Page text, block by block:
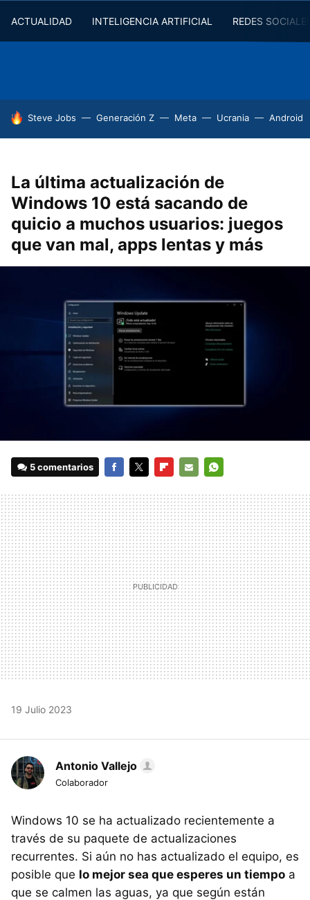
ACTUALIDAD INTELIGENCIA ARTIFICIAL REDES
HOY SE HABLA DE
Steve Jobs Generación Z Meta Ucrania Android
La última actualización de
Windows 10 está sacando de
quicio a muchos usuarios: juegos
que van mal, apps lentas y más
5 comentarios
MAIL
19 Julio 2023
Antonio Vallejo
Colaborador
Windows 10 se ha actualizado recientemente a
través de su paquete de actualizaciones
recurrentes. Si aún no has actualizado el equipo, es
posible que lo mejor sea que esperes un tiempo a
que se calmen las aguas, ya que según están